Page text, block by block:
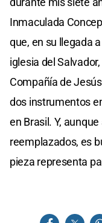
Inmaculada
que, en su llegada
iglesia del
Compañía de
dos instrumentos
en Brasil. Y,
reemplazados, es
pieza representa